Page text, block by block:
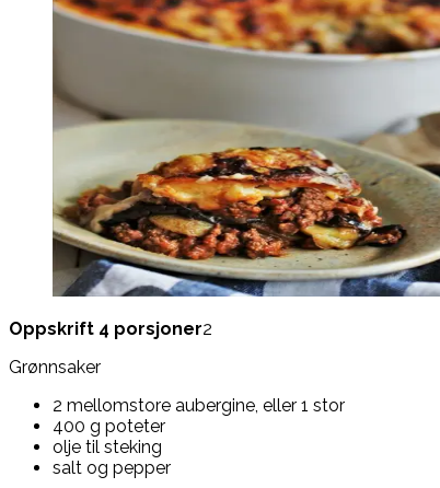
Oppskrift 4 porsjoner2
Grønnsaker
2 mellomstore aubergine, eller 1 stor
400 g poteter
olje til steking
salt og pepper